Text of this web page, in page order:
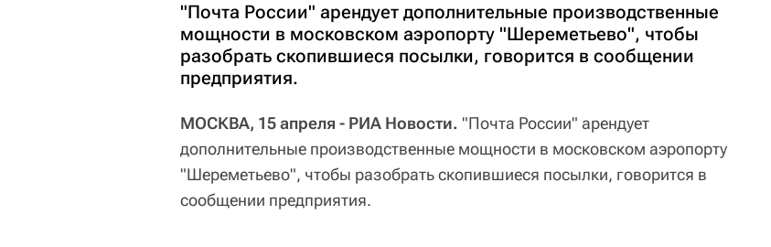
"Почта России" арендует дополнительные производственные
мощности в московском аэропорту "Шереметьево", чтобы
разобрать скопившиеся посылки, говорится в сообщении
предприятия.
МОСКВА, 15 апреля - РИА Новости. "Почта России" арендует
дополнительные производственные мощности в московском аэропорту
"Шереметьево", чтобы разобрать скопившиеся посылки, говорится в
сообщении предприятия.